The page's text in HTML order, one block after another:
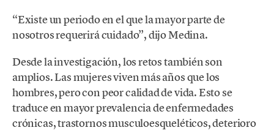
“Existe un periodo en el que la mayor parte de
nosotros requerirá cuidado”, dijo Medina.
Desde la investigación, los retos también son
amplios. Las mujeres viven más años que los
hombres, pero con peor calidad de vida. Esto se
traduce en mayor prevalencia de enfermedades
crónicas, trastornos musculoesqueléticos, deterioro